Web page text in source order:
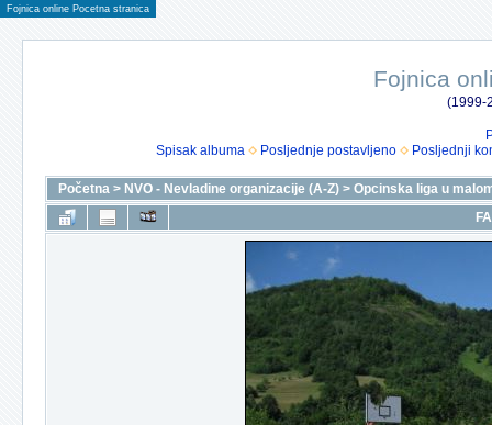
Fojnica online Pocetna stranica
Fojnica
(1999-
Spisak albuma
Posljednje postavljeno Posljednji
Početna > NVO - Nevladine organizacije (A-Z) > Opcinska liga u